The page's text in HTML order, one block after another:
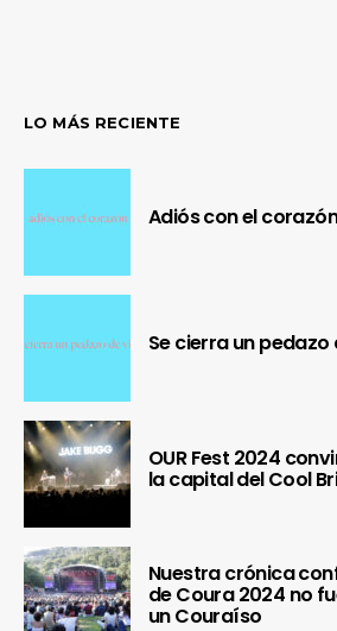
LO MÁS RECIENTE
Adiós con el corazón
Se cierra un pedazo
OUR Fest 2024
la capital del Cool
Nuestra crónica
de Coura 2024 no
un Couraíso